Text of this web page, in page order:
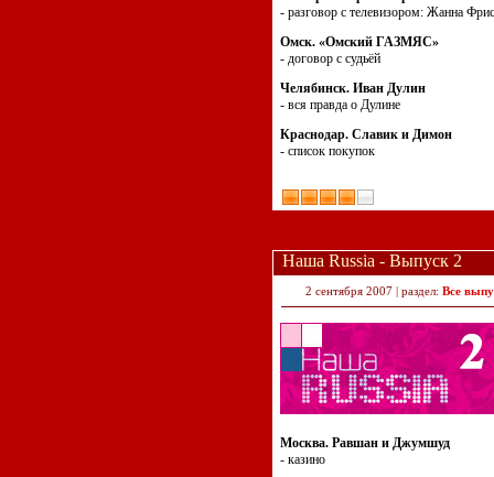
- разговор с телевизором: Жанна
Омск. «Омский ГАЗМЯС»
- договор с судьёй
Челябинск. Иван Дулин
- вся правда о Дулине
Краснодар. Славик и Димон
- список покупок
Наша Russia - Выпуск 2
2 сентября 2007 | раздел: Все
Москва. Равшан и Джумшуд
- казино